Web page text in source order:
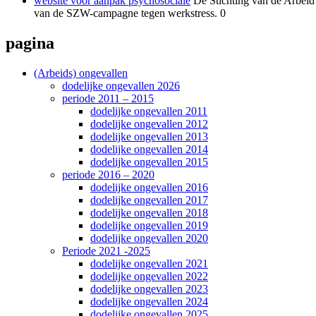
van de SZW-campagne tegen werkstress. 0
pagina
(Arbeids) ongevallen
dodelijke ongevallen 2026
periode 2011 – 2015
dodelijke ongevallen 2011
dodelijke ongevallen 2012
dodelijke ongevallen 2013
dodelijke ongevallen 2014
dodelijke ongevallen 2015
periode 2016 – 2020
dodelijke ongevallen 2016
dodelijke ongevallen 2017
dodelijke ongevallen 2018
dodelijke ongevallen 2019
dodelijke ongevallen 2020
Periode 2021 -2025
dodelijke ongevallen 2021
dodelijke ongevallen 2022
dodelijke ongevallen 2023
dodelijke ongevallen 2024